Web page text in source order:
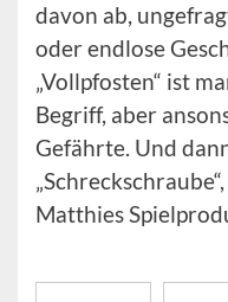
davon ab,
oder endlose
„Vollpfosten“ ist
Begriff, aber
Gefährte. Und
Matthies